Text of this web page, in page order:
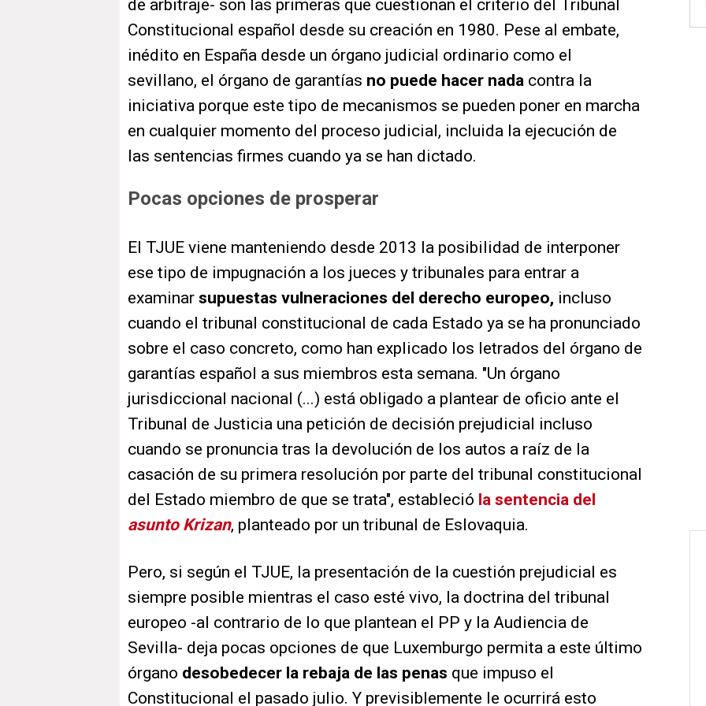
de arbitraje- son las primeras que cuestionan el criterio del Tribunal
Constitucional español desde su creación en 1980. Pese al embate,
inédito en España desde un órgano judicial ordinario como el
sevillano, el órgano de garantías no puede hacer nada contra la
iniciativa porque este tipo de mecanismos se pueden poner en marcha
en cualquier momento del proceso judicial, incluida la ejecución de
las sentencias firmes cuando ya se han dictado.
Pocas opciones de prosperar
El TJUE viene manteniendo desde 2013 la posibilidad de interponer
ese tipo de impugnación a los jueces y tribunales para entrar a
examinar supuestas vulneraciones del derecho europeo, incluso
cuando el tribunal constitucional de cada Estado ya se ha pronunciado
sobre el caso concreto, como han explicado los letrados del órgano de
garantías español a sus miembros esta semana. "Un órgano
jurisdiccional nacional (...) está obligado a plantear de oficio ante el
Tribunal de Justicia una petición de decisión prejudicial incluso
cuando se pronuncia tras la devolución de los autos a raíz de la
casación de su primera resolución por parte del tribunal constitucional
del Estado miembro de que se trata", estableció la sentencia del
asunto Krizan, planteado por un tribunal de Eslovaquia.
Pero, si según el TJUE, la presentación de la cuestión prejudicial es
siempre posible mientras el caso esté vivo, la doctrina del tribunal
europeo -al contrario de lo que plantean el PP y la Audiencia de
Sevilla- deja pocas opciones de que Luxemburgo permita a este último
órgano desobedecer la rebaja de las penas que impuso el
Constitucional el pasado julio. Y previsiblemente le ocurrirá esto